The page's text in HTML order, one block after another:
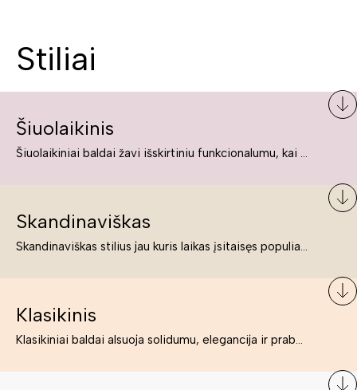
Stiliai
Šiuolaikinis
Šiuolaikiniai baldai žavi išskirtiniu funkcionalumu, kai kurie jų pelnytai net pavadinami meno kūriniais, nes jie tikrai yra išskirtiniai, originalūs ir puikiai atliepiantys į šiuolaikinių žmonių poreikius bei gyvenimo būdo ypatumus.
Skandinaviškas
Skandinaviškas stilius jau kuris laikas įsitaisęs populiariausiųjų sąraše. Namai, butai labai dažnai įrengiami remiantis būtent šio stiliaus ypatumais. Dėl švelnių spalvų, praktiškumo ir estetikos jis masina tuos, kurie neabejingi šviesiem ar neutralių spalvų koloritui, paprastumui, funkcionalumui, natūralumui ir stilingai estetikai. Platų skandinaviškų baldų spektrą rasite „Deinavos baldų“ asortimente.
Klasikinis
Klasikiniai baldai alsuoja solidumu, elegancija ir prabanga. Paprastai jie būna masyvūs, kuria didybės įspūdį. Neabejotinai jie bus geriausias pasirinkimas estetiškam ir rafinuotam klasikiniam namų interjerui. Kartais klasikiniai baldai traktuojami kaip senoviniai, bet tai ne tiesa – klasika yra stilius, neišsemiama elegancija ir rafinuotumas.